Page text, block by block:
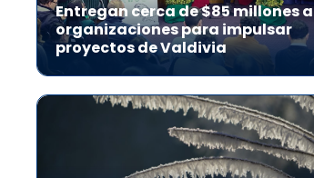
Entregan cerca de $85 millones a
organizaciones para impulsar
proyectos de Valdivia